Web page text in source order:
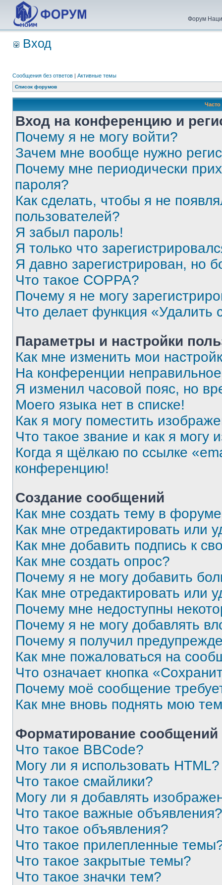
Форум
Вход
Сообщения без ответов | Активные темы
Список форумов
Вход на конференцию и
Почему я не могу войти?
Зачем мне вообще нужно
Почему мне периодически
пароля?
Как сделать, чтобы я не
пользователей?
Я забыл пароль!
Я только что
Я давно зарегистрирован, но
Что такое COPPA?
Почему я не могу
Что делает функция «Удалить
Параметры и настройки
Как мне изменить мои
На конференции
Я изменил часовой пояс, но
Моего языка нет в списке!
Как я могу поместить
Что такое звание и как я могу
Когда я щёлкаю по ссылке
конференцию!
Создание сообщений
Как мне создать тему в
Как мне отредактировать или
Как мне добавить подпись к
Как мне создать опрос?
Почему я не могу добавить
Как мне отредактировать или
Почему мне недоступны
Почему я не могу добавлять
Почему я получил
Как мне пожаловаться на
Что означает кнопка
Почему моё сообщение
Как мне вновь поднять мою
Форматирование
Что такое BBCode?
Могу ли я использовать HTML?
Что такое смайлики?
Могу ли я добавлять
Что такое важные объявления?
Что такое объявления?
Что такое прилепленные
Что такое закрытые темы?
Что такое значки тем?